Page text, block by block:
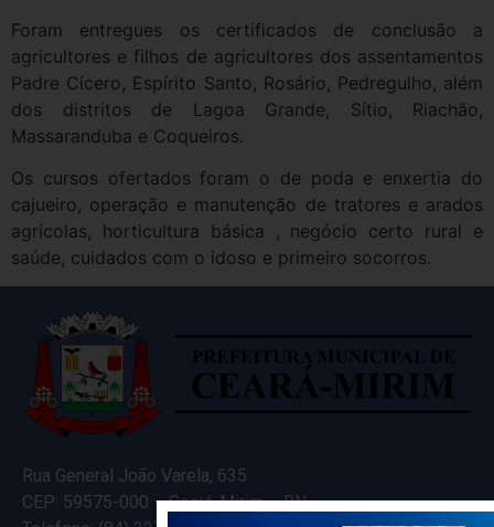
Foram entregues os certificados de conclusão a
agricultores e filhos de agricultores dos assentamentos
Padre Cícero, Espírito Santo, Rosário, Pedregulho, além
dos distritos de Lagoa Grande, Sítio, Riachão,
Massaranduba e Coqueiros.
Os cursos ofertados foram o de poda e enxertia do
cajueiro, operação e manutenção de tratores e arados
agrícolas, horticultura básica , negócio certo rural e
saúde, cuidados com o idoso e primeiro socorros.
Rua General João Varela, 635
CEP: 59575-000 – Ceará-Mirim – RN